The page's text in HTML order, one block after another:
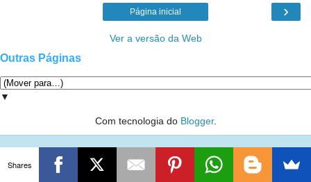
›
Página inicial
Ver a versão da Web
Outras Páginas
▼
Com tecnologia do Blogger.
Shares